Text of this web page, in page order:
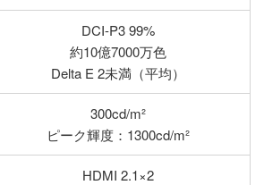
DCI-P3 99%
約10億7000万色
Delta E 2未満（平均）
300cd/m²
ピーク輝度：1300cd/m²
HDMI 2.1×2